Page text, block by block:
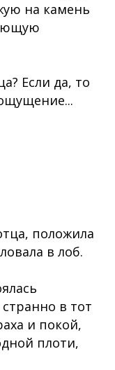
на камень
Если да, то
положила
в лоб.
в тот
и покой,
плоти,